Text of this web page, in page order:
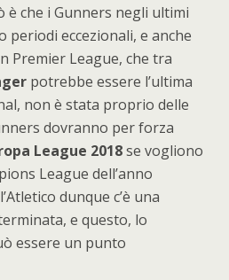
è che i Gunners negli ultimi
eccezionali, e anche
Premier League, che tra
potrebbe essere l’ultima
non è stata proprio delle
dovranno per forza
League 2018se vogliono
League dell’anno
dunque c’è una
e questo, lo
essere un punto